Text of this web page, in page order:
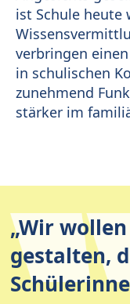
ist Schule heute
verbringen
in schulischen
zunehmend
stärker im
„Wir
gestalten,